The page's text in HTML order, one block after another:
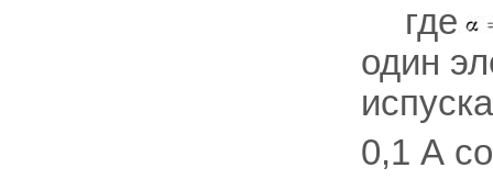
где
один
0,1 А